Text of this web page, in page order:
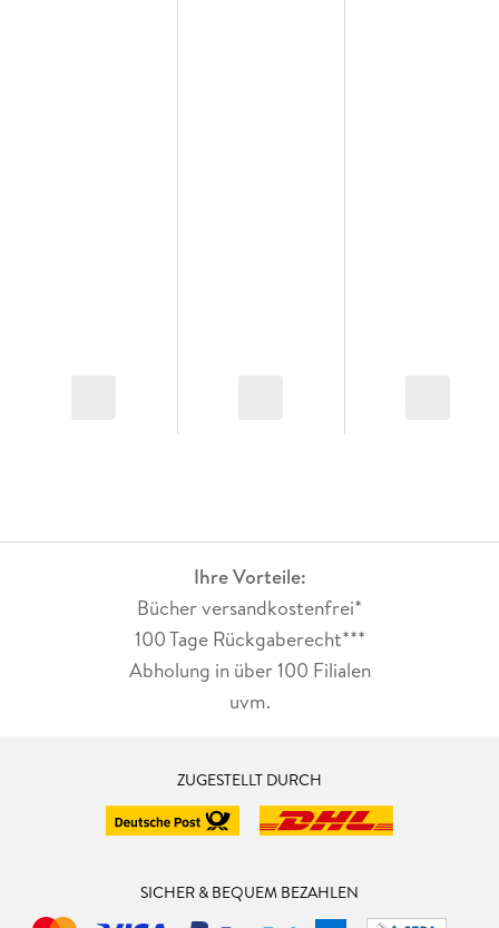
Ihre Vorteile:
Bücher versandkostenfrei*
100 Tage Rückgaberecht***
Abholung in über 100 Filialen
uvm.
ZUGESTELLT DURCH
SICHER & BEQUEM BEZAHLEN